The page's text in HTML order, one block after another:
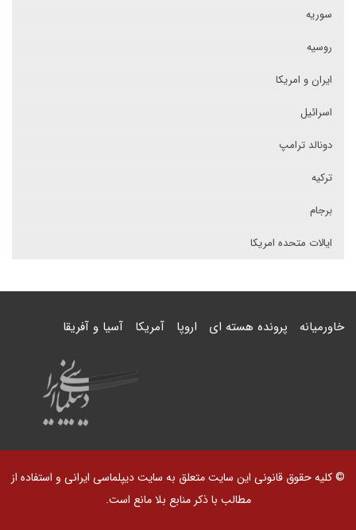
سوریه
روسیه
ایران و امریکا
اسرائیل
دونالد ترامپ
ترکیه
برجام
ایالات متحده امریکا
خاورمیانه پرونده هسته ای اروپا آمریکا آسیا و آفریقا
© کلیه حقوق قانونی این سایت متعلق به سایت دیپلماسی ایرانی و استفاده از
مطالب با ذکر منابع بلا مانع است.